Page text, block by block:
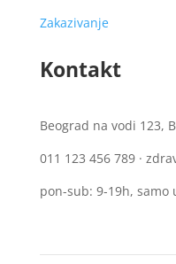
Zakazivanje
Kontakt
Beograd na vodi 123,
011 123 456 789 ·
pon-sub: 9-19h, samo